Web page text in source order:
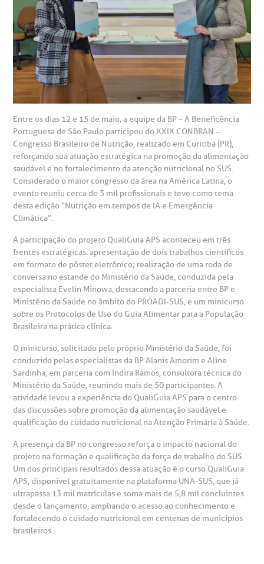
de exames
de Exames
relacionados ao nosso atendimento e aos nossos serviços.
Horário de atendimento: 2ª a 6ª feira das 7h às 18h
(11)3505-1000
ouvidoria@bp.org.br
Fale Conosco
Saiba mais
Endereço:
Rua Maestro Cardim, 769
CEP: 01323-001 | Bela Vista
São Paulo - SP
BP Mirante
Endereço:
R. Martiniano de Carvalho, 965
CEP: 01323-001 | Bela Vista
São Paulo - SP
Clínica Medicina da Mulher
de conduta
Financeiras
corporativa
social
a BP
Conosco
de Benchmarking
de Bioética
Telemedicina BP
Teleinterconsulta
Centro de Doenças Autoimunes
de Infarto SUS
de Visita
de cópia de prontuário médico
de orçamento particular
de veracidade de atestado
atendimento
Cirurgia
frequentes
de Sangue
de Excelência em Neurologia e
de Excelência em Ortopedia
especialidades
Entre os dias 12 e 15 de maio, a equipe da BP – A Beneficência
Portuguesa de São Paulo participou do XXIX CONBRAN –
Congresso Brasileiro de Nutrição, realizado em Curitiba (PR),
reforçando sua atuação estratégica na promoção da alimentação
saudável e no fortalecimento da atenção nutricional no SUS.
Considerado o maior congresso da área na América Latina, o
evento reuniu cerca de 3 mil profissionais e teve como tema
desta edição “Nutrição em tempos de IA e Emergência
Climática”.
A participação do projeto QualiGuia APS aconteceu em três
frentes estratégicas: apresentação de dois trabalhos científicos
em formato de pôster eletrônico; realização de uma roda de
conversa no estande do Ministério da Saúde, conduzida pela
especialista Evelin Minowa, destacando a parceria entre BP e
Ministério da Saúde no âmbito do PROADI-SUS, e um minicurso
sobre os Protocolos de Uso do Guia Alimentar para a População
Brasileira na prática clínica.
O minicurso, solicitado pelo próprio Ministério da Saúde, foi
conduzido pelas especialistas da BP Alanis Amorim e Aline
Sardinha, em parceria com Indira Ramos, consultora técnica do
Ministério da Saúde, reunindo mais de 50 participantes. A
atividade levou a experiência do QualiGuia APS para o centro
das discussões sobre promoção da alimentação saudável e
qualificação do cuidado nutricional na Atenção Primária à Saúde.
A presença da BP no congresso reforça o impacto nacional do
projeto na formação e qualificação da força de trabalho do SUS.
Um dos principais resultados dessa atuação é o curso QualiGuia
APS, disponível gratuitamente na plataforma UNA-SUS, que já
ultrapassa 13 mil matrículas e soma mais de 5,8 mil concluintes
desde o lançamento, ampliando o acesso ao conhecimento e
fortalecendo o cuidado nutricional em centenas de municípios
brasileiros.